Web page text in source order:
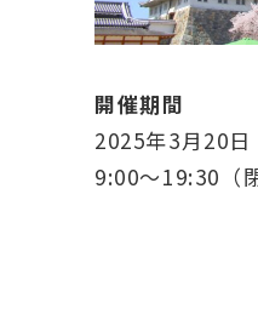
開催期間
2025年3月20日
9:00〜19:30（